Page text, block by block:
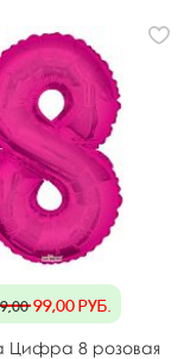
99,00руб.
Цифра 8 розовая